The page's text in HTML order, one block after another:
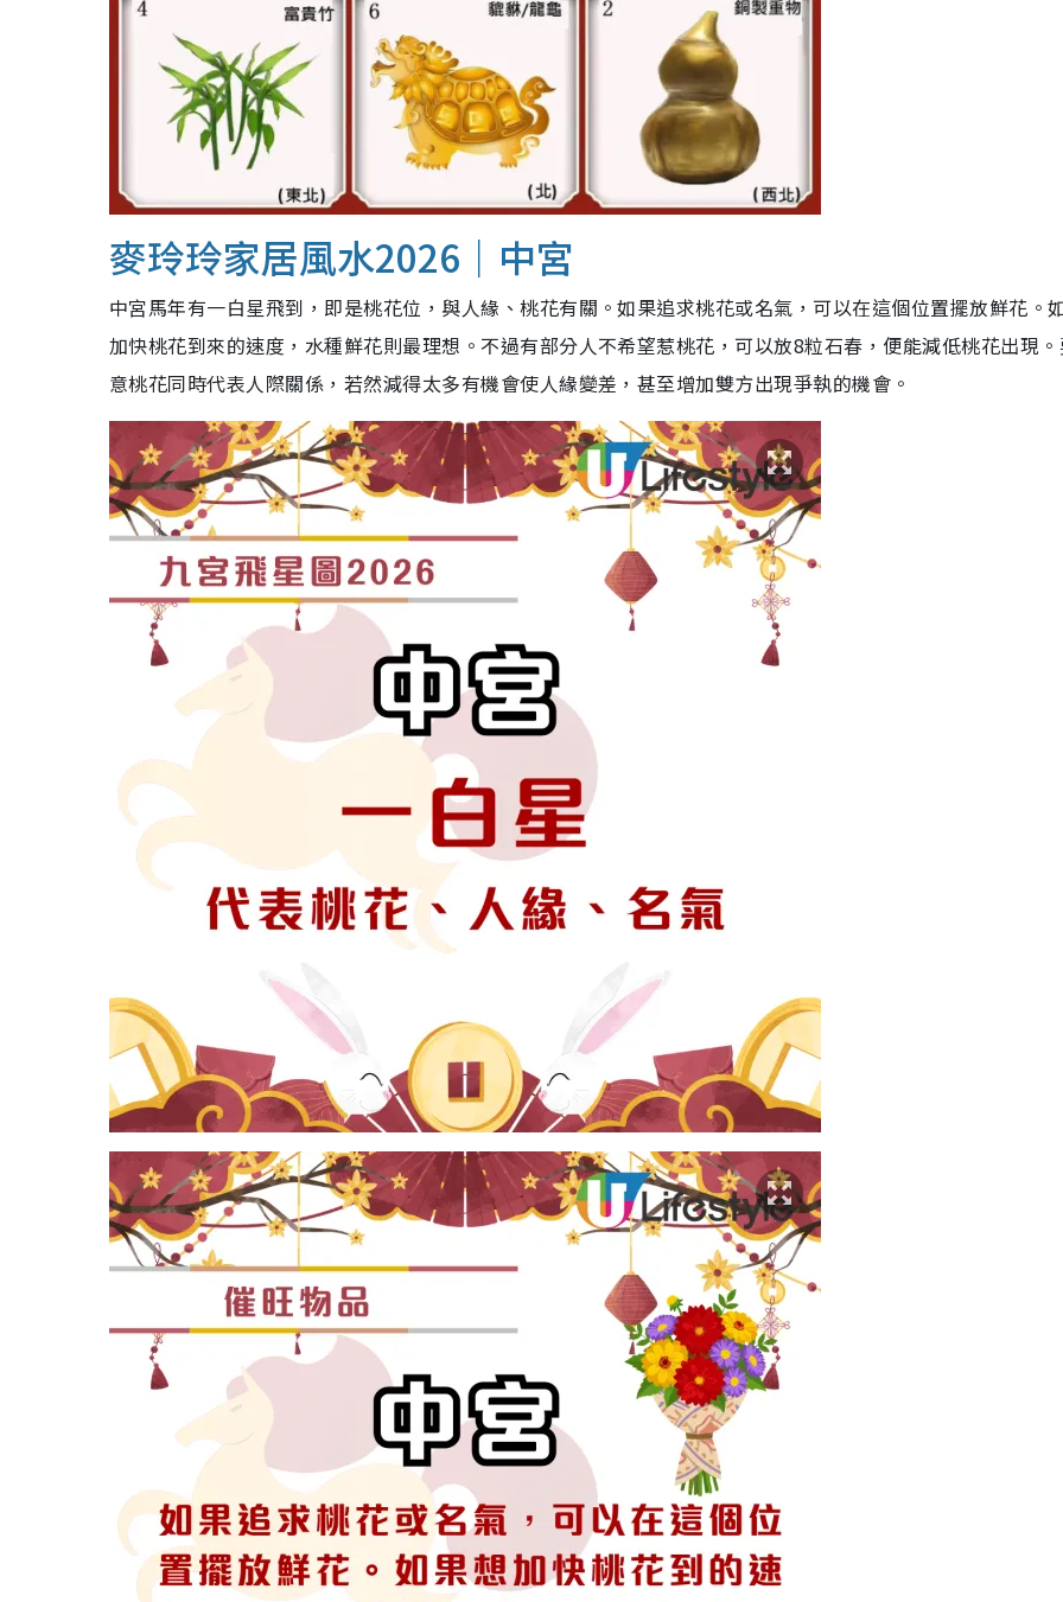
麥玲玲家居風水2026｜中宮
中宮馬年有一白星飛到，即是桃花位，與人緣、桃花有關。如果追求桃花或名氣，可以在這個位置擺放鮮花。
加快桃花到來的速度，水種鮮花則最理想。不過有部分人不希望惹桃花，可以放8粒石春，便能減低桃花出現
意桃花同時代表人際關係，若然減得太多有機會使人緣變差，甚至增加雙方出現爭執的機會。